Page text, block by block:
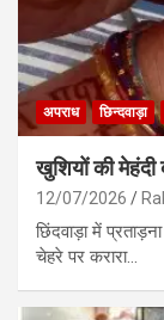
अपराध छिन्दवाड़ा
खुशियों की मेहंदी
12/07/2026
छिंदवाड़ा में
चेहरे पर करारा…